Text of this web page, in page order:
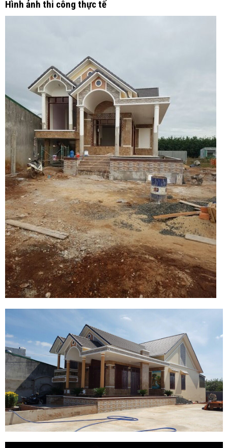
Hình ảnh thi công thực tế